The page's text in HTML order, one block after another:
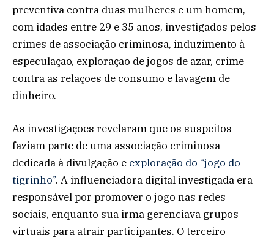
preventiva contra duas mulheres e um homem,
com idades entre 29 e 35 anos, investigados pelos
crimes de associação criminosa, induzimento à
especulação, exploração de jogos de azar, crime
contra as relações de consumo e lavagem de
dinheiro.
As investigações revelaram que os suspeitos
faziam parte de uma associação criminosa
dedicada à divulgação e exploração do “jogo do
tigrinho”. A influenciadora digital investigada era
responsável por promover o jogo nas redes
sociais, enquanto sua irmã gerenciava grupos
virtuais para atrair participantes. O terceiro